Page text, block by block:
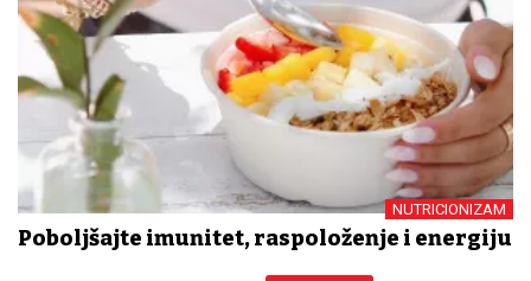
NUTRICIONIZAM
Poboljšajte imunitet, raspoloženje i energiju